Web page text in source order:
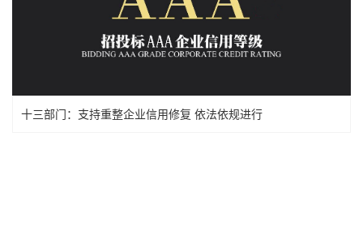
十三部门：支持重整企业信用修复 依法依规进行